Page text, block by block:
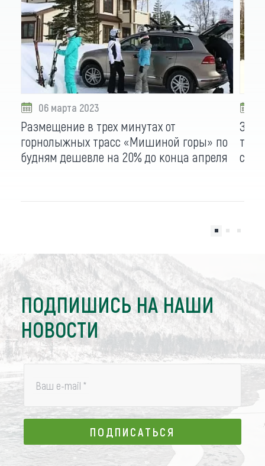
06 марта 2023
Размещение в трех минутах от
горнолыжных трасс «Мишиной горы» по
будням дешевле на 20% до конца апреля
ПОДПИШИСЬ НА НАШИ
НОВОСТИ
Ваш e-mail *
ПОДПИСАТЬСЯ
ПОДПИСАТЬСЯ